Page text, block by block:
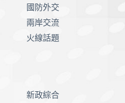
國防外交
兩岸交流
火線話題
新政綜合